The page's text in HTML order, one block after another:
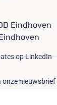
Eindhoven
op LinkedIn
onze nieuwsbrief